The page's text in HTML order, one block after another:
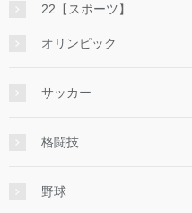
22【スポーツ】
オリンピック
サッカー
格闘技
野球